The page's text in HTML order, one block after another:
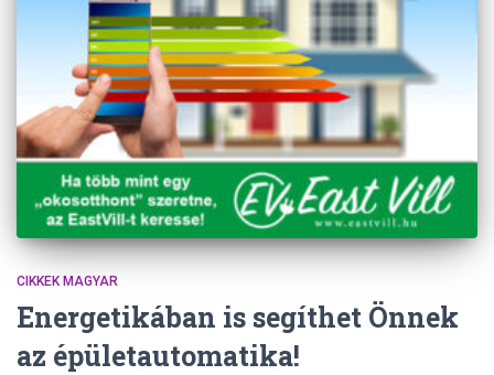
CIKKEK MAGYAR
Energetikában is segíthet Önnek
az épületautomatika!